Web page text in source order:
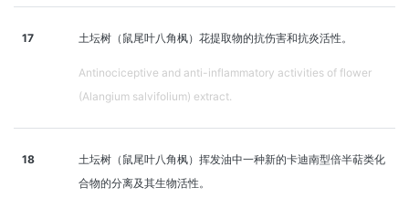
17 土坛树（鼠尾叶八角枫）花提取物的抗伤害和抗炎活性。
Antinociceptive and anti-inflammatory activities of flower
(Alangium salvifolium) extract.
18
土坛树（鼠尾叶八角枫）挥发油中一种新的卡迪南型倍半萜类化
合物的分离及其生物活性。